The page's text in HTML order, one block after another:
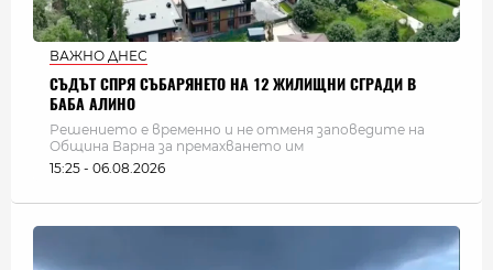
ВАЖНО ДНЕС
СЪДЪТ СПРЯ СЪБАРЯНЕТО НА 12 ЖИЛИЩНИ СГРАДИ В
БАБА АЛИНО
Решението е временно и не отменя заповедите на
Община Варна за премахването им
15:25 - 06.08.2026